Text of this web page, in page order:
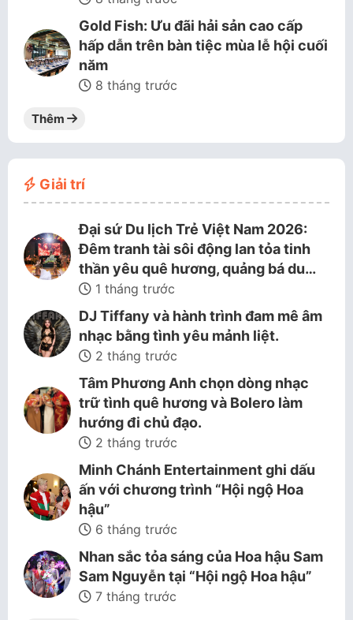
Gold Fish: Ưu đãi hải sản cao cấp
hấp dẫn trên bàn tiệc mùa lễ hội cuối
năm
8 tháng trước
Thêm
Giải trí
Đại sứ Du lịch Trẻ Việt Nam 2026:
Đêm tranh tài sôi động lan tỏa tinh
thần yêu quê hương, quảng bá du…
1 tháng trước
DJ Tiffany và hành trình đam mê âm
nhạc bằng tình yêu mảnh liệt.
2 tháng trước
Tâm Phương Anh chọn dòng nhạc
trữ tình quê hương và Bolero làm
hướng đi chủ đạo.
2 tháng trước
Minh Chánh Entertainment ghi dấu
ấn với chương trình “Hội ngộ Hoa
hậu”
6 tháng trước
Nhan sắc tỏa sáng của Hoa hậu Sam
Sam Nguyễn tại “Hội ngộ Hoa hậu”
7 tháng trước